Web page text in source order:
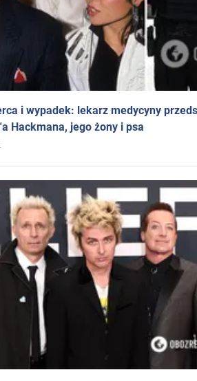
i wypadek: lekarz medycyny
Hackmana, jego żony i psa